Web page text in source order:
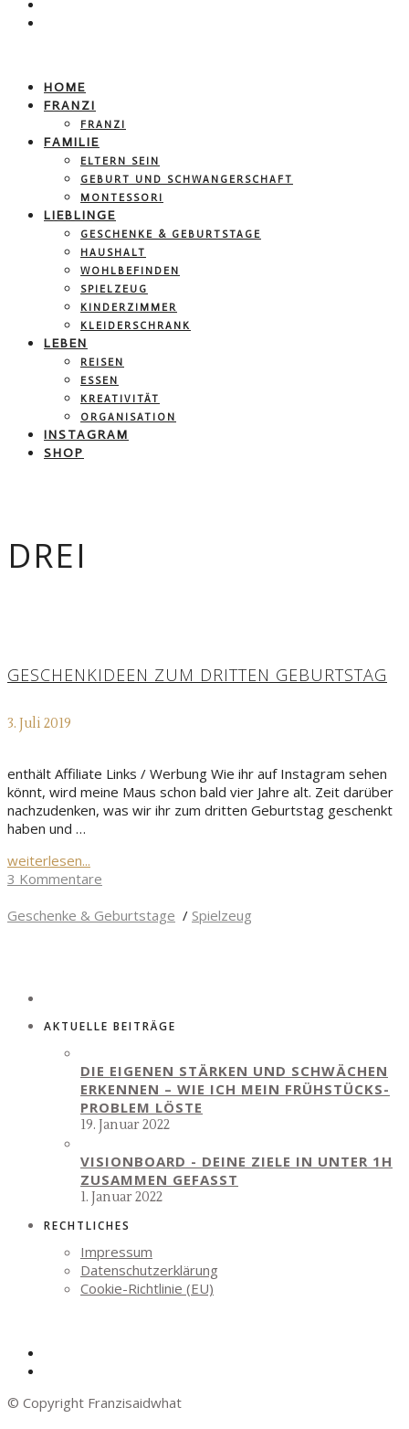
HOME
FRANZI
FRANZI
FAMILIE
ELTERN SEIN
GEBURT UND SCHWANGERSCHAFT
MONTESSORI
LIEBLINGE
GESCHENKE & GEBURTSTAGE
HAUSHALT
WOHLBEFINDEN
SPIELZEUG
KINDERZIMMER
KLEIDERSCHRANK
LEBEN
REISEN
ESSEN
KREATIVITÄT
ORGANISATION
INSTAGRAM
SHOP
DREI
GESCHENKIDEEN ZUM DRITTEN GEBURTSTAG
3. Juli 2019
enthält Affiliate Links / Werbung Wie ihr auf Instagram sehen
könnt, wird meine Maus schon bald vier Jahre alt. Zeit darüber
nachzudenken, was wir ihr zum dritten Geburtstag geschenkt
haben und …
weiterlesen...
3 Kommentare
Geschenke & Geburtstage / Spielzeug
AKTUELLE BEITRÄGE
DIE EIGENEN STÄRKEN UND SCHWÄCHEN
ERKENNEN – WIE ICH MEIN FRÜHSTÜCKS-
PROBLEM LÖSTE
19. Januar 2022
VISIONBOARD - DEINE ZIELE IN UNTER 1H
ZUSAMMEN GEFASST
1. Januar 2022
RECHTLICHES
Impressum
Datenschutzerklärung
Cookie-Richtlinie (EU)
© Copyright Franzisaidwhat